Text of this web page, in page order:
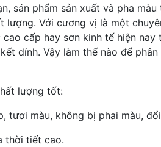
sản phẩm sản xuất và pha
lượng. Với cương vị là một
cao cấp hay sơn kinh tế hiện
dính. Vậy làm thế nào để
lượng tốt:
tươi màu, không bị phai màu,
thời tiết cao.